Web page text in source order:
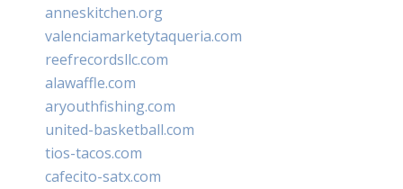
anneskitchen.org
valenciamarketytaqueria.com
reefrecordsllc.com
alawaffle.com
aryouthfishing.com
united-basketball.com
tios-tacos.com
cafecito-satx.com